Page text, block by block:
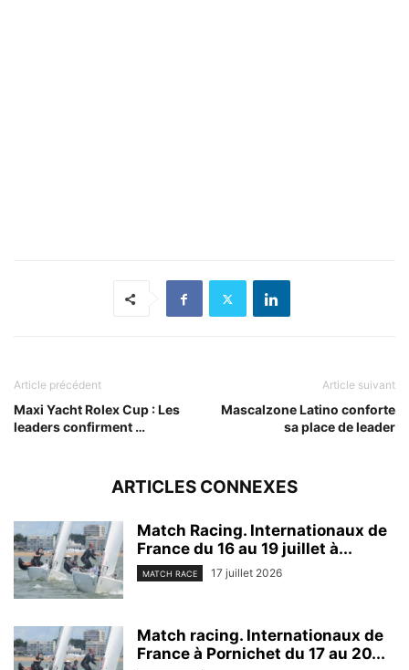
Article précédent
Maxi Yacht Rolex Cup : Les
leaders confirment …
Article suivant
Mascalzone Latino conforte
sa place de leader
ARTICLES CONNEXES
Match Racing. Internationaux de
France du 16 au 19 juillet à...
MATCH RACE 17 juillet 2026
Match racing. Internationaux de
France à Pornichet du 17 au 20...